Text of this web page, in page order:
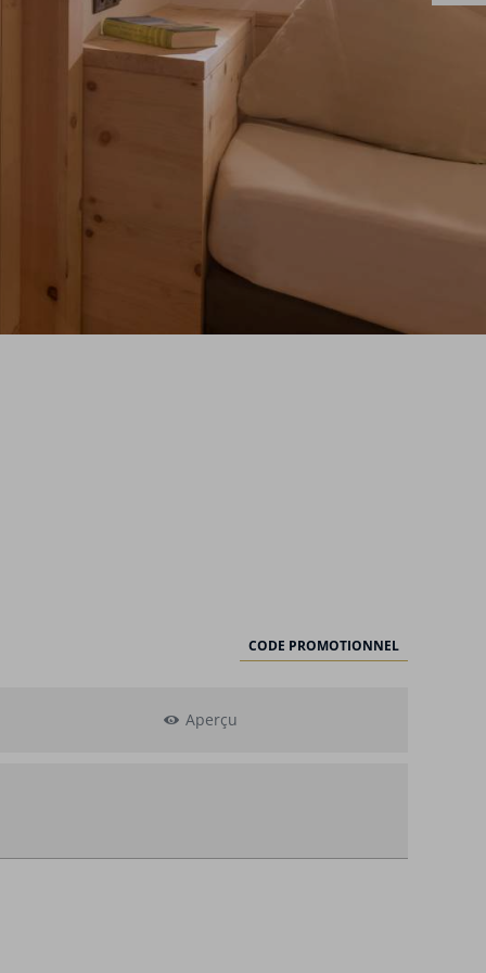
CODE PROMOTIONNEL
Aperçu